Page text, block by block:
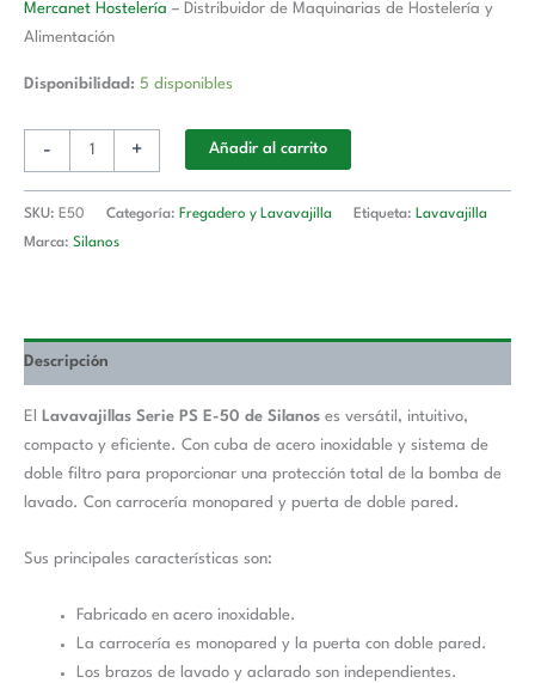
Mercanet Hostelería – Distribuidor de Maquinarias de Hostelería y
Alimentación
Disponibilidad: 5 disponibles
- + Añadir al carrito
SKU: E50 Categoría: Fregadero y Lavavajilla Etiqueta: Lavavajilla
Marca: Silanos
Descripción
El Lavavajillas Serie PS E-50 de Silanos es versátil, intuitivo,
compacto y eficiente. Con cuba de acero inoxidable y sistema de
doble filtro para proporcionar una protección total de la bomba de
lavado. Con carrocería monopared y puerta de doble pared.
Sus principales características son:
Fabricado en acero inoxidable.
La carrocería es monopared y la puerta con doble pared.
Los brazos de lavado y aclarado son independientes.